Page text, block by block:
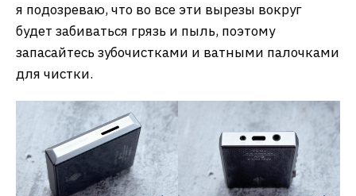
я подозреваю, что во все эти вырезы вокруг
будет забиваться грязь и пыль, поэтому
запасайтесь зубочистками и ватными палочками
для чистки.